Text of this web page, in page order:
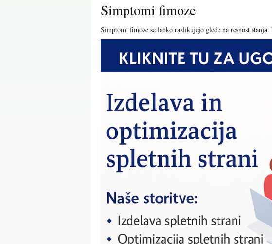
Simptomi fimoze
Simptomi fimoze se lahko razlikujejo glede na resnost